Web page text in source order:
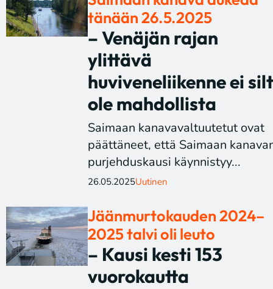
tänään 26.5.2025
– Venäjän rajan
ylittävä
huviveneliikenne ei
ole mahdollista
Saimaan kanavavaltuutetut ovat
päättäneet, että Saimaan
purjehduskausi käynnistyy...
26.05.2025Uutinen
Jäänmurtokauden 2024–
2025 talvi oli leuto
– Kausi kesti 153
vuorokautta